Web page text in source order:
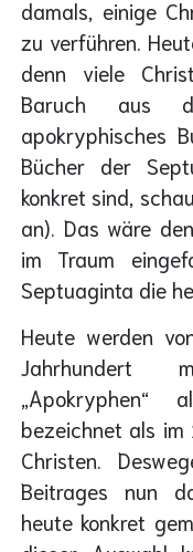
damals, einige
zu verführen.
denn viele
Baruch aus
apokryphisches
Bücher der
konkret sind,
an). Das wäre
im Traum
Septuaginta die
Heute werden
Jahrhundert
„Apokryphen“
bezeichnet als im
Christen.
Beitrages nun
heute konkret